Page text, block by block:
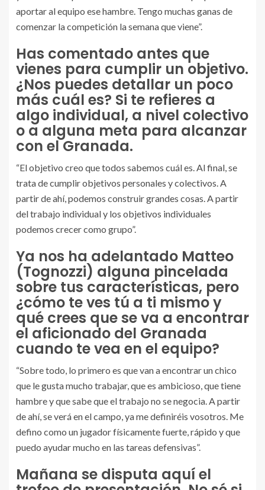
aportar al equipo ese hambre. Tengo muchas ganas de
comenzar la competición la semana que viene”.
Has comentado antes que
vienes para cumplir un objetivo.
¿Nos puedes detallar un poco
más cuál es? Si te refieres a
algo individual, a nivel colectivo
o a alguna meta para alcanzar
con el Granada.
“El objetivo creo que todos sabemos cuál es. Al final, se
trata de cumplir objetivos personales y colectivos. A
partir de ahí, podemos construir grandes cosas. A partir
del trabajo individual y los objetivos individuales
podemos crecer como grupo”.
Ya nos ha adelantado Matteo
(Tognozzi) alguna pincelada
sobre tus características, pero
¿cómo te ves tú a ti mismo y
qué crees que se va a encontrar
el aficionado del Granada
cuando te vea en el equipo?
“Sobre todo, lo primero es que van a encontrar un chico
que le gusta mucho trabajar, que es ambicioso, que tiene
hambre y que sabe que el trabajo no se negocia. A partir
de ahí, se verá en el campo, ya me definiréis vosotros. Me
defino como un jugador físicamente fuerte, rápido y que
puedo ayudar mucho en las tareas defensivas”.
Mañana se disputa aquí el